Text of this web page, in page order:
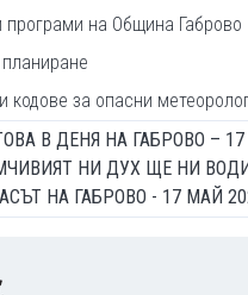
програми на Община Габрово
кодове за опасни
В ДЕНЯ НА ГАБРОВО –
НИ ДУХ ЩЕ НИ
НА ГАБРОВО - 17 МАЙ